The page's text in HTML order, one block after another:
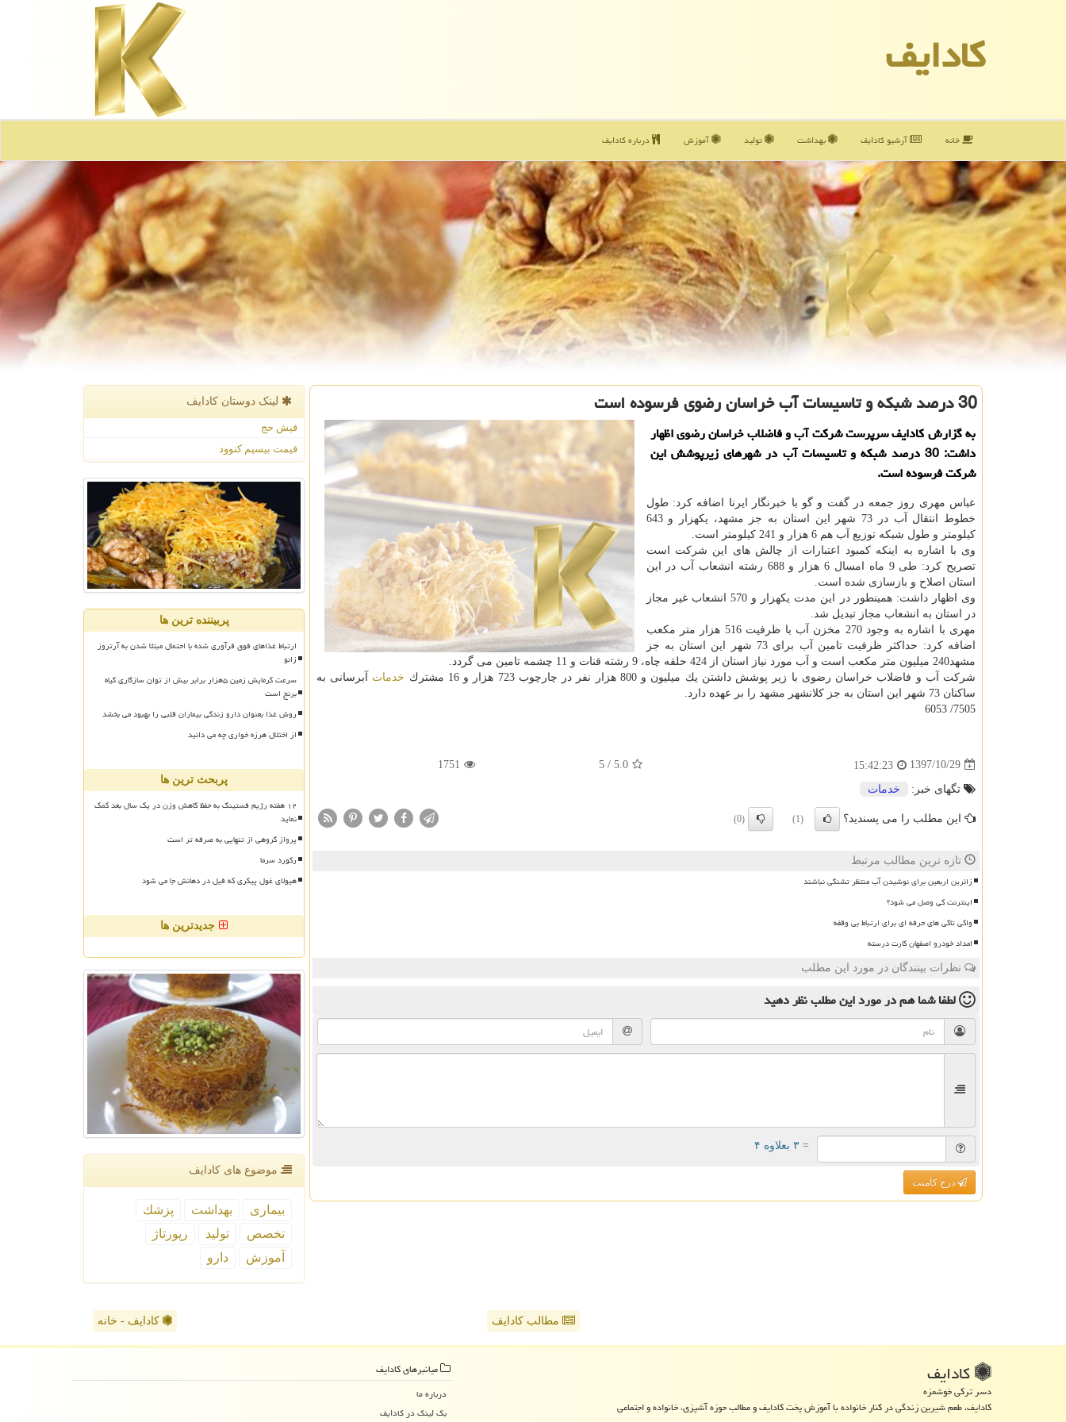
كادایف
خانه آرشیو كادایف بهداشت تولید آموزش درباره كادایف
30 درصد شبكه و تاسیسات آب خراسان رضوی فرسوده است
به گزارش كادایف سرپرست شركت آب و فاضلاب خراسان رضوی اظهار
داشت: 30 درصد شبكه و تاسیسات آب در شهرهای زیرپوشش این
شركت فرسوده است.
عباس مهری روز جمعه در گفت و گو با خبرنگار ایرنا اضافه كرد: طول
خطوط انتقال آب در 73 شهر این استان به جز مشهد، یكهزار و 643
كیلومتر و طول شبكه توزیع آب هم 6 هزار و 241 كیلومتر است.
وی با اشاره به اینكه كمبود اعتبارات از چالش های این شركت است
تصریح كرد: طی 9 ماه امسال 6 هزار و 688 رشته انشعاب آب در این
استان اصلاح و بازسازی شده است.
وی اظهار داشت: همینطور در این مدت یكهزار و 570 انشعاب غیر مجاز
در استان به انشعاب مجاز تبدیل شد.
مهری با اشاره به وجود 270 مخزن آب با ظرفیت 516 هزار متر مكعب
اضافه كرد: حداكثر ظرفیت تامین آب برای 73 شهر این استان به جز
مشهد240 میلیون متر مكعب است و آب مورد نیاز استان از 424 حلقه چاه، 9 رشته قنات و 11 چشمه تامین می گردد.
شركت آب و فاضلاب خراسان رضوی با زیر پوشش داشتن یك میلیون و 800 هزار نفر در چارچوب 723 هزار و 16 مشترك
خدمات آبرسانی به
ساكنان 73 شهر این استان به جز كلانشهر مشهد را بر عهده دارد.
7505/ 6053
1397/10/29
15:42:23
5.0
/
5
1751
تگهای خبر: خدمات
این مطلب را می پسندید؟ (1)
(0)
تازه ترین مطالب مرتبط
زائرین اربعین برای نوشیدن آب منتظر تشنگی نباشند
اینترنت کی وصل می شود؟
واکی تاکی های حرفه ای برای ارتباط بی وقفه
امداد خودرو اصفهان کارت درسته
نظرات بینندگان در مورد این مطلب
لطفا شما همدر مورد این مطلبنظر دهید
= ۳ بعلاوه ۴
درج کامنت
لینک دوستان كادایف
فیش حج
قیمت بیسیم کنوود
پربیننده ترین ها
ارتباط غذاهای فوق فرآوری شده با احتمال مبتلا شدن به آرتروز
زانو
سرعت گرمایش زمین ۵هزار برابر بیش از توان سازگاری گیاه
برنج است
روش غذا بعنوان دارو زندگی بیماران قلبی را بهبود می بخشد
از اختلال هرزه خواری چه می دانید
پربحث ترین ها
۱۲ هفته رژیم فستینگ به حفظ کاهش وزن در یک سال بعد کمک
نماید
پرواز گروهی از تنهایی به صرفه تر است
رکورد سرما
هیولای غول پیکری که فیل در دهانش جا می شود
جدیدترین ها
موضوع های كادایف
بیماری بهداشت
پزشك
تخصص
تولید
رپورتاژ
آموزش
دارو
مطالب کادایف کادایف - خانه
كادایف
دسر ترکی خوشمزه
کادایف، طعم شیرین زندگی در کنار خانواده با آموزش پخت کادایف و مطالب حوزه آشپزی، خانواده و اجتماعی
میانبرهای كادایف
درباره ما
بک لینک در كادایف